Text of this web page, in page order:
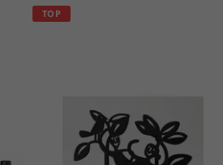
TOP